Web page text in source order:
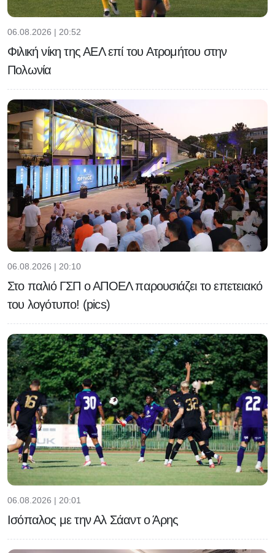
06.08.2026 | 20:52
Φιλική νίκη της ΑΕΛ επί του Ατρομήτου στην
Πολωνία
06.08.2026 | 20:10
Στο παλιό ΓΣΠ ο ΑΠΟΕΛ παρουσιάζει το επετειακό
του λογότυπο! (pics)
06.08.2026 | 20:01
Ισόπαλος με την Αλ Σάαντ ο Άρης